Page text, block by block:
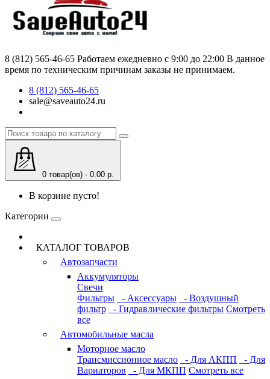
8 (812) 565-46-65 Работаем ежедневно с 9:00 до 22:00 В данное
время по техническим причинам заказы не принимаем.
8 (812) 565-46-65
sale@saveauto24.ru
0 товар(ов) - 0.00 р.
В корзине пусто!
Категории
КАТАЛОГ ТОВАРОВ
Автозапчасти
Аккумуляторы
Свечи
Фильтры
- Аксессуары
- Воздушный
фильтр
- Гидравлические фильтры Смотреть
все
Автомобильные масла
Моторное масло
Трансмиссионное масло
- Для АКПП
- Для
Вариаторов
- Для МКПП Смотреть все